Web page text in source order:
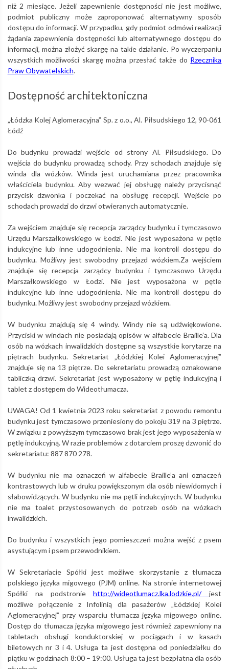
niż 2 miesiące. Jeżeli zapewnienie dostępności nie jest możliwe,
podmiot publiczny może zaproponować alternatywny sposób
dostępu do informacji. W przypadku, gdy podmiot odmówi realizacji
żądania zapewnienia dostępności lub alternatywnego dostępu do
informacji, można złożyć skargę na takie działanie. Po wyczerpaniu
wszystkich możliwości skargę można przesłać także do Rzecznika
Praw Obywatelskich.
Dostępność architektoniczna
„Łódzka Kolej Aglomeracyjna” Sp. z o.o., Al. Piłsudskiego 12, 90-061
Łódź
Do budynku prowadzi wejście od strony Al. Piłsudskiego. Do
wejścia do budynku prowadzą schody. Przy schodach znajduje się
winda dla wózków. Winda jest uruchamiana przez pracownika
właściciela budynku. Aby wezwać jej obsługę należy przycisnąć
przycisk dzwonka i poczekać na obsługę recepcji. Wejście po
schodach prowadzi do drzwi otwieranych automatycznie.
Za wejściem znajduje się recepcja zarządcy budynku i tymczasowo
Urzędu Marszałkowskiego w Łodzi. Nie jest wyposażona w pętle
indukcyjne lub inne udogodnienia. Nie ma kontroli dostępu do
budynku. Możliwy jest swobodny przejazd wózkiem.Za wejściem
znajduje się recepcja zarządcy budynku i tymczasowo Urzędu
Marszałkowskiego w Łodzi. Nie jest wyposażona w pętle
indukcyjne lub inne udogodnienia. Nie ma kontroli dostępu do
budynku. Możliwy jest swobodny przejazd wózkiem.
W budynku znajdują się 4 windy. Windy nie są udźwiękowione.
Przyciski w windach nie posiadają opisów w alfabecie Braille’a. Dla
osób na wózkach inwalidzkich dostępne są wszystkie korytarze na
piętrach budynku. Sekretariat „Łódzkiej Kolei Aglomeracyjnej”
znajduje się na 13 piętrze. Do sekretariatu prowadzą oznakowane
tabliczką drzwi. Sekretariat jest wyposażony w pętlę indukcyjną i
tablet z dostępem do Wideotłumacza.
UWAGA! Od 1 kwietnia 2023 roku sekretariat z powodu remontu
budynku jest tymczasowo przeniesiony do pokoju 319 na 3 piętrze.
W związku z powyższym tymczasowo brak jest jego wyposażenia w
pętlę indukcyjną. W razie problemów z dotarciem proszę dzwonić do
sekretariatu: 887 870 278.
W budynku nie ma oznaczeń w alfabecie Braille’a ani oznaczeń
kontrastowych lub w druku powiększonym dla osób niewidomych i
słabowidzących. W budynku nie ma pętli indukcyjnych. W budynku
nie ma toalet przystosowanych do potrzeb osób na wózkach
inwalidzkich.
Do budynku i wszystkich jego pomieszczeń można wejść z psem
asystującym i psem przewodnikiem.
W Sekretariacie Spółki jest możliwe skorzystanie z tłumacza
polskiego języka migowego (PJM) online. Na stronie internetowej
Spółki na podstroniehttp://wideotlumacz.lka.lodzkie.pl/-
nowa
karta
jest
możliwe połączenie z Infolinią dla pasażerów „Łódzkiej Kolei
Aglomeracyjnej” przy wsparciu tłumacza języka migowego online.
Dostęp do tłumacza języka migowego jest również zapewniony na
tabletach obsługi konduktorskiej w pociągach i w kasach
biletowych nr 3 i 4. Usługa ta jest dostępna od poniedziałku do
piątku w godzinach 8:00 – 19:00. Usługa ta jest bezpłatna dla osób